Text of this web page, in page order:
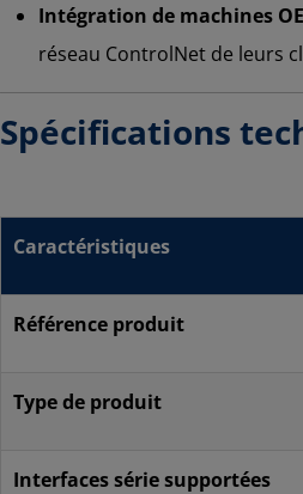
Intégration de machines
réseau ControlNet de leurs
Spécifications
Caractéristiques
Référence produit
Type de produit
Interfaces série supportées